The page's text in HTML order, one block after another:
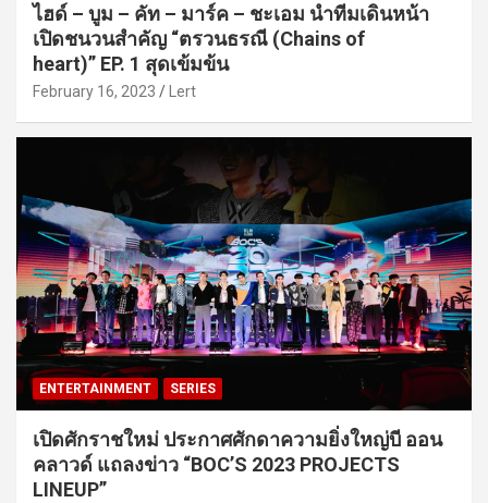
ไฮด์ – บูม – คัท – มาร์ค – ชะเอม นำทีมเดินหน้า
เปิดชนวนสำคัญ “ตรวนธรณี (Chains of
heart)” EP. 1 สุดเข้มข้น
February 16, 2023 Lert
ENTERTAINMENT SERIES
เปิดศักราชใหม่ ประกาศศักดาความยิ่งใหญ่บี ออน
คลาวด์ แถลงข่าว “BOC’S 2023 PROJECTS
LINEUP”